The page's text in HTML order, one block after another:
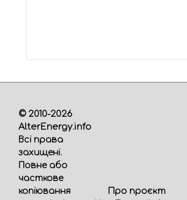
© 2010-2026
AlterEnergy.info
Всі права
захищені.
Повне або
часткове
копіювання
Про проєкт